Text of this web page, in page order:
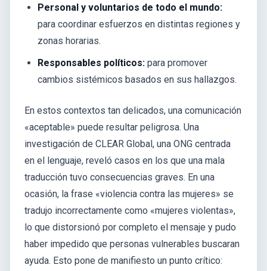
Personal y voluntarios de todo el mundo:
para coordinar esfuerzos en distintas regiones y
zonas horarias.
Responsables políticos: para promover
cambios sistémicos basados en sus hallazgos.
En estos contextos tan delicados, una comunicación
«aceptable» puede resultar peligrosa. Una
investigación de CLEAR Global, una ONG centrada
en el lenguaje, reveló casos en los que una mala
traducción tuvo consecuencias graves. En una
ocasión, la frase «violencia contra las mujeres» se
tradujo incorrectamente como «mujeres violentas»,
lo que distorsionó por completo el mensaje y pudo
haber impedido que personas vulnerables buscaran
ayuda. Esto pone de manifiesto un punto crítico: